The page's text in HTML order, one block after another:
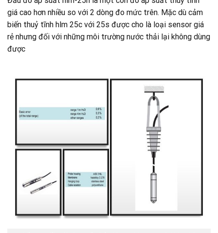
giá cao hơn nhiều so với 2 dòng đo mức trên. Mặc dù cảm
biến thuỷ tĩnh hlm 25c với 25s được cho là loại sensor giá
rẻ nhưng đối với những môi trường nước thải lại không dùng
được